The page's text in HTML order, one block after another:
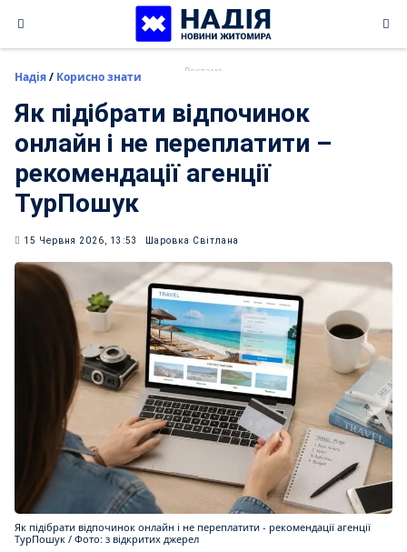
content
Надія/ Корисно знати
Як підібрати відпочинок
онлайн і не переплатити –
рекомендації агенції
ТурПошук
15 Червня 2026, 13:53 Шаровка Світлана
Як підібрати відпочинок онлайн і не переплатити - рекомендації агенції
ТурПошук / Фото: з відкритих джерел